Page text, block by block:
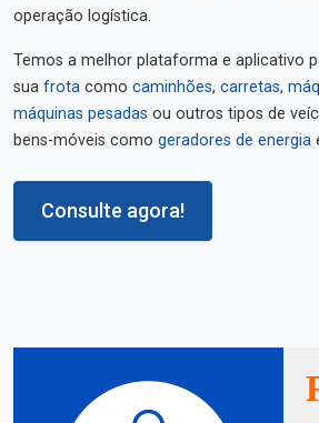
operação logística.
Temos a melhor plataforma e aplicativo
sua frota como caminhões, carretas,
máquinas pesadas ou outros tipos de
bens-móveis como geradores de energia
Consulte agora!